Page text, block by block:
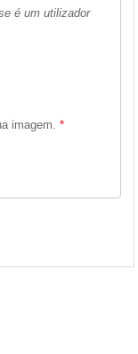
é um utilizador
imagem. *